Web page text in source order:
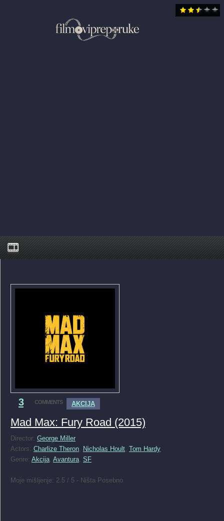
3 COMMENTS AKCIJA
Mad Max: Fury Road (2015)
Director: George Miller
Actors: Charlize Theron, Nicholas Hoult, Tom Hardy
Genre: Akcija, Avantura, SF
Moje mišljenje: 2.5 / 5 - Ništa Posebno